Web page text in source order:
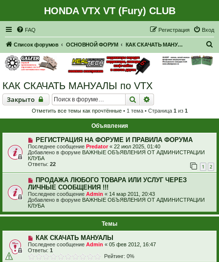
HONDA VTX VT (Fury) CLUB
FAQ Вход
Регистрация
Список форумов ОСНОВНОЙ ФОРУМ КАК СКАЧАТЬ МАНУАЛЫ по VTX
КАК СКАЧАТЬ МАНУАЛЫ по VTX
Закрыто
Закрыто Поиск
Отметить все темы как прочтённые• 1 тема • Страница 1 из 1
Объявления
РЕГИСТРАЦИЯ НА ФОРУМЕ И ПРАВИЛА ФОРУМА
Последнее сообщение Predator« 22 июл 2025, 01:40
Добавлено в форуме ВАЖНЫЕ ОБЪЯВЛЕНИЯ ОТ АДМИНИСТРАЦИИ
КЛУБА
Ответы: 22 1 2
ПРОДАЖА ЛЮБОГО ТОВАРА ИЛИ УСЛУГ ЧЕРЕЗ
ЛИЧНЫЕ СООБЩЕНИЯ !!!
Последнее сообщение Admin « 14 мар 2011, 20:43
Добавлено в форуме ВАЖНЫЕ ОБЪЯВЛЕНИЯ ОТ АДМИНИСТРАЦИИ
КЛУБА
Темы
КАК СКАЧАТЬ МАНУАЛЫ
Последнее сообщение Admin « 05 фев 2012, 16:47
Ответы: 1
Рейтинг: 0%